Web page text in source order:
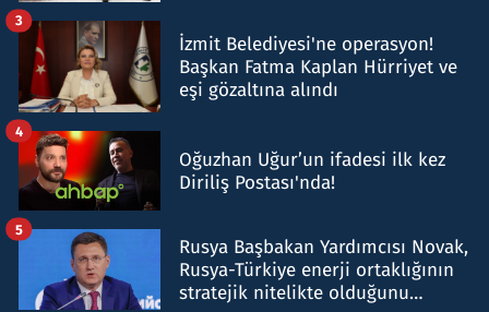
İzmit Belediyesi'ne operasyon!
Başkan Fatma Kaplan Hürriyet ve
eşi gözaltına alındı
3
Oğuzhan Uğur’un ifadesi ilk kez
Diriliş Postası'nda!
4
Rusya Başbakan Yardımcısı Novak,
Rusya-Türkiye enerji ortaklığının
stratejik nitelikte olduğunu
5